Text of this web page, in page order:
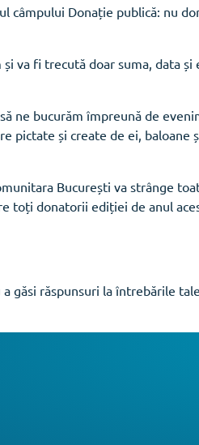
câmpului Donație publică: nu
va fi trecută doar suma, data și
ne bucurăm împreună de
pictate și create de ei, baloane
București va strânge
toți donatorii ediției de anul
găsi răspunsuri la întrebările